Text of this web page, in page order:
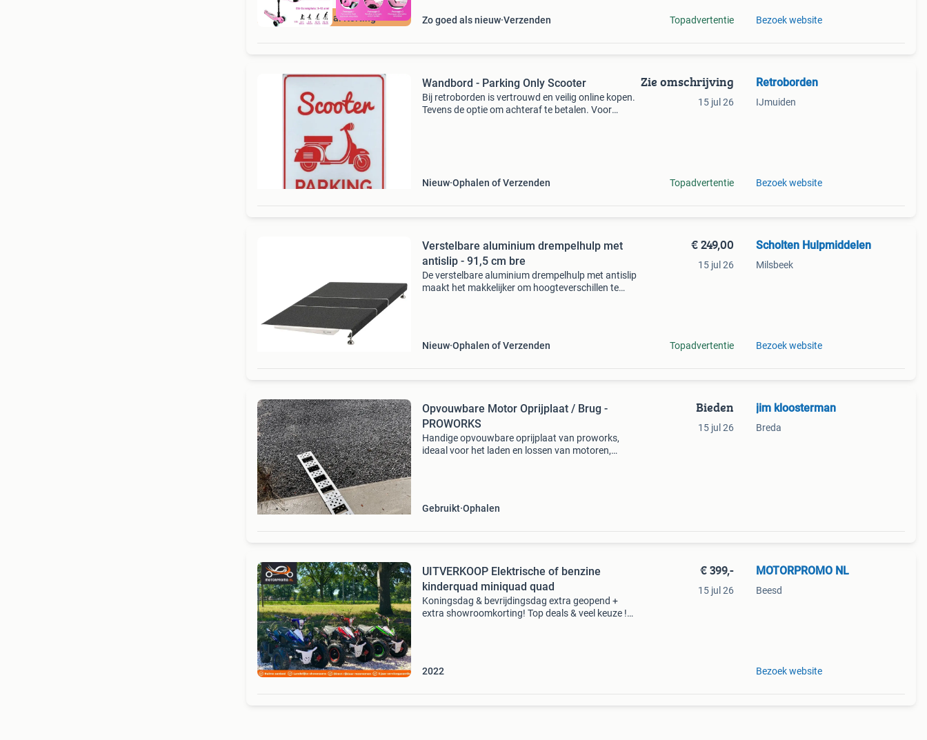
Retourdeal Korting Zo goed als nieuw Verzenden Topadvertentie Bezoek website
Wandbord - Parking Only Scooter
Bij retroborden is vertrouwd en veilig online kopen.
Tevens de optie om achteraf te betalen. Voor
Nieuw Ophalen of Verzenden
Zie omschrijving
15 jul 26
Topadvertentie
Retroborden
IJmuiden
Bezoek website
Verstelbare aluminium drempelhulp met
antislip - 91,5 cm bre
De verstelbare aluminium drempelhulp met antislip
maakt het makkelijker om hoogteverschillen te
Nieuw Ophalen of Verzenden
€ 249,00
15 jul 26
Topadvertentie
Scholten Hulpmiddelen
Milsbeek
Bezoek website
Opvouwbare Motor Oprijplaat / Brug -
PROWORKS
Handige opvouwbare oprijplaat van proworks,
ideaal voor het laden en lossen van motoren,
Gebruikt Ophalen
Bieden
15 jul 26
jim kloosterman
Breda
UITVERKOOP Elektrische of benzine
kinderquad miniquad quad
Koningsdag & bevrijdingsdag extra geopend +
extra showroomkorting! Top deals & veel keuze !
2022
€ 399,-
15 jul 26
MOTORPROMO NL
Beesd
Bezoek website